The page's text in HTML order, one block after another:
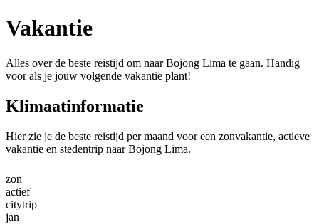
Vakantie
Alles over de beste reistijd om naar Bojong Lima te gaan. Handig
voor als je jouw volgende vakantie plant!
Klimaatinformatie
Hier zie je de beste reistijd per maand voor een zonvakantie, actieve
vakantie en stedentrip naar Bojong Lima.
zon
actief
citytrip
jan